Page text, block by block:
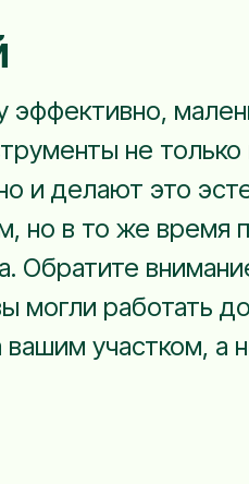
эффективно,
не
и делают это
но в то же время
Обратите
могли работать
участком, а